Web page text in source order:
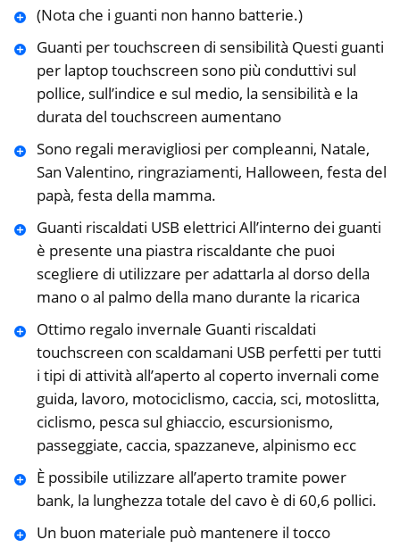
(Nota che i guanti non hanno batterie.)
Guanti per touchscreen di sensibilità Questi guanti
per laptop touchscreen sono più conduttivi sul
pollice, sull’indice e sul medio, la sensibilità e la
durata del touchscreen aumentano
Sono regali meravigliosi per compleanni, Natale,
San Valentino, ringraziamenti, Halloween, festa del
papà, festa della mamma.
Guanti riscaldati USB elettrici All’interno dei guanti
è presente una piastra riscaldante che puoi
scegliere di utilizzare per adattarla al dorso della
mano o al palmo della mano durante la ricarica
Ottimo regalo invernale Guanti riscaldati
touchscreen con scaldamani USB perfetti per tutti
i tipi di attività all’aperto al coperto invernali come
guida, lavoro, motociclismo, caccia, sci, motoslitta,
ciclismo, pesca sul ghiaccio, escursionismo,
passeggiate, caccia, spazzaneve, alpinismo ecc
È possibile utilizzare all’aperto tramite power
bank, la lunghezza totale del cavo è di 60,6 pollici.
Un buon materiale può mantenere il tocco